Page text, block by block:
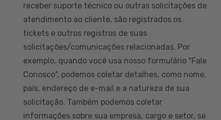
receber suporte técnico ou outras solicitações de
atendimento ao cliente, são registrados os
tickets e outros registros de suas
solicitações/comunicações relacionadas. Por
exemplo, quando você usa nosso formulário "Fale
Conosco", podemos coletar detalhes, como nome,
país, endereço de e-mail e a natureza de sua
solicitação. Também podemos coletar
informações sobre sua empresa, cargo e setor, se